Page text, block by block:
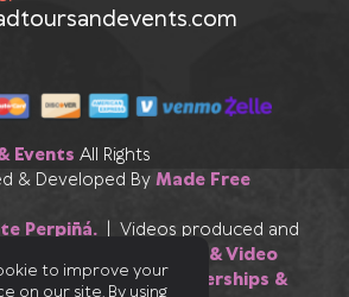
to improve your
on our site. By using
Events All Rights
& Developed By Made Free
Perpiñá. | Videos produced and
Photo & Video
Affiliations, Partnerships &